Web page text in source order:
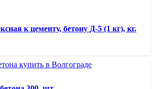
к цементу, бетону Д-5 (1 кг), кг.